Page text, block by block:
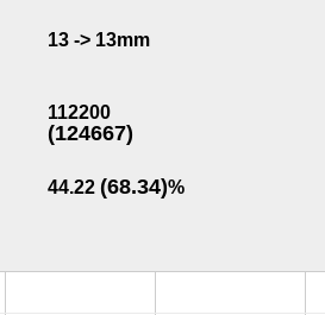
13 -> 13mm
112200
(124667)
44.22 (68.34)%